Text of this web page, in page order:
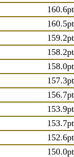
160.6pt
160.5pt
159.2pt
158.2pt
158.0pt
157.3pt
156.7pt
153.9pt
153.7pt
152.6pt
150.0pt